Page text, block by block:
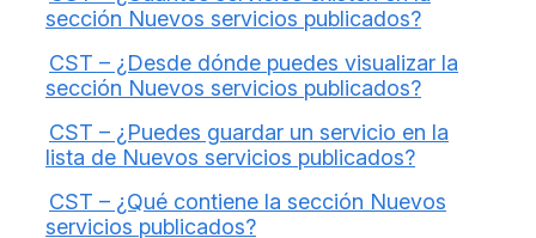
sección Nuevos servicios publicados?
CST – ¿Desde dónde puedes visualizar la
sección Nuevos servicios publicados?
CST – ¿Puedes guardar un servicio en la
lista de Nuevos servicios publicados?
CST – ¿Qué contiene la sección Nuevos
servicios publicados?